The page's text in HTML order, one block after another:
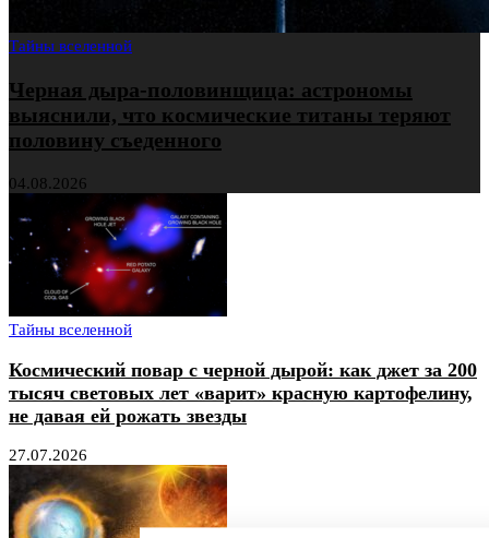
Тайны вселенной
Черная дыра-половинщица: астрономы
выяснили, что космические титаны теряют
половину съеденного
04.08.2026
Тайны вселенной
Космический повар с черной дырой: как джет за 200
тысяч световых лет «варит» красную картофелину,
не давая ей рожать звезды
27.07.2026